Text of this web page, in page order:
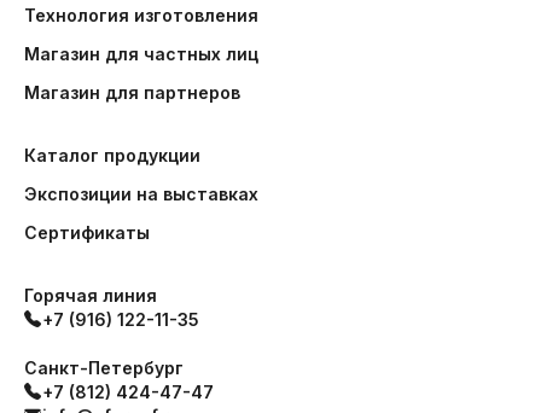
Технология изготовления
Магазин для частных лиц
Магазин для партнеров
Каталог продукции
Экспозиции на выставках
Сертификаты
Горячая линия
+7 (916) 122-11-35
Санкт-Петербург
+7 (812) 424-47-47